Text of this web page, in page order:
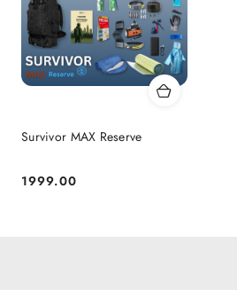
Survivor MAX Reserve
Cena:
1999.00